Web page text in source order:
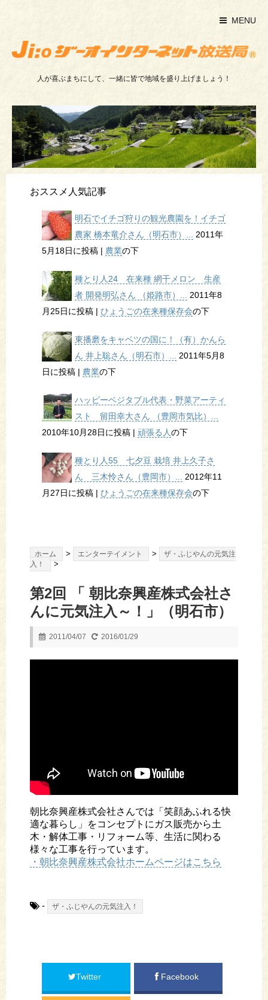
MENU
人が喜ぶまちにして、一緒に皆で地域を盛り上げましょう！
おススメ人気記事
明石でイチゴ狩りの観光農園を！イチゴ
農家 橋本竜介さん（明石市）... 2011年
5月18日に投稿 | 農業の下
種とり人24 在来種 網干メロン 生産
者 開発明弘さん （姫路市）... 2011年8
月25日に投稿 | ひょうごの在来種保存会の下
東播磨をキャベツの国に！（有）かんら
ん 井上聡さん（明石市）... 2011年5月8
日に投稿 | 農業の下
ハッピーベジタブル代表・野菜アーティ
スト 留田幸大さん （豊岡市気比）...
2010年10月28日に投稿 | 頑張る人の下
種とり人55 七夕豆 栽培 井上久子さ
ん 三木怜さん（豊岡市）... 2012年11
月27日に投稿 | ひょうごの在来種保存会の下
ホーム > エンターテイメント >
ザ・ふじやんの元気注
入！
>
第2回 「 朝比奈興産株式会社さ
んに元気注入～！」（明石市）
2011/04/07 2016/01/29
朝比奈興産株式会社さんでは「笑顔あふれる快
適な暮らし」をコンセプトにガス販売から土
木・解体工事・リフォーム等、生活に関わる
様々な工事を行っています。
・朝比奈興産株式会社ホームページはこちら
- ザ・ふじやんの元気注入！
Twitter Facebook